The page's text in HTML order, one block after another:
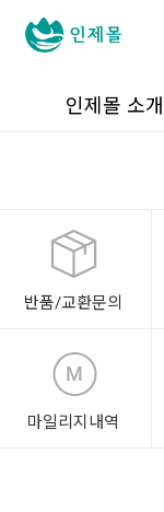
인제몰 소개
반품/교환문의
마일리지내역